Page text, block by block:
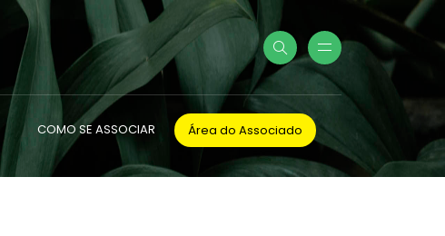
COMO SE ASSOCIAR Área do Associado